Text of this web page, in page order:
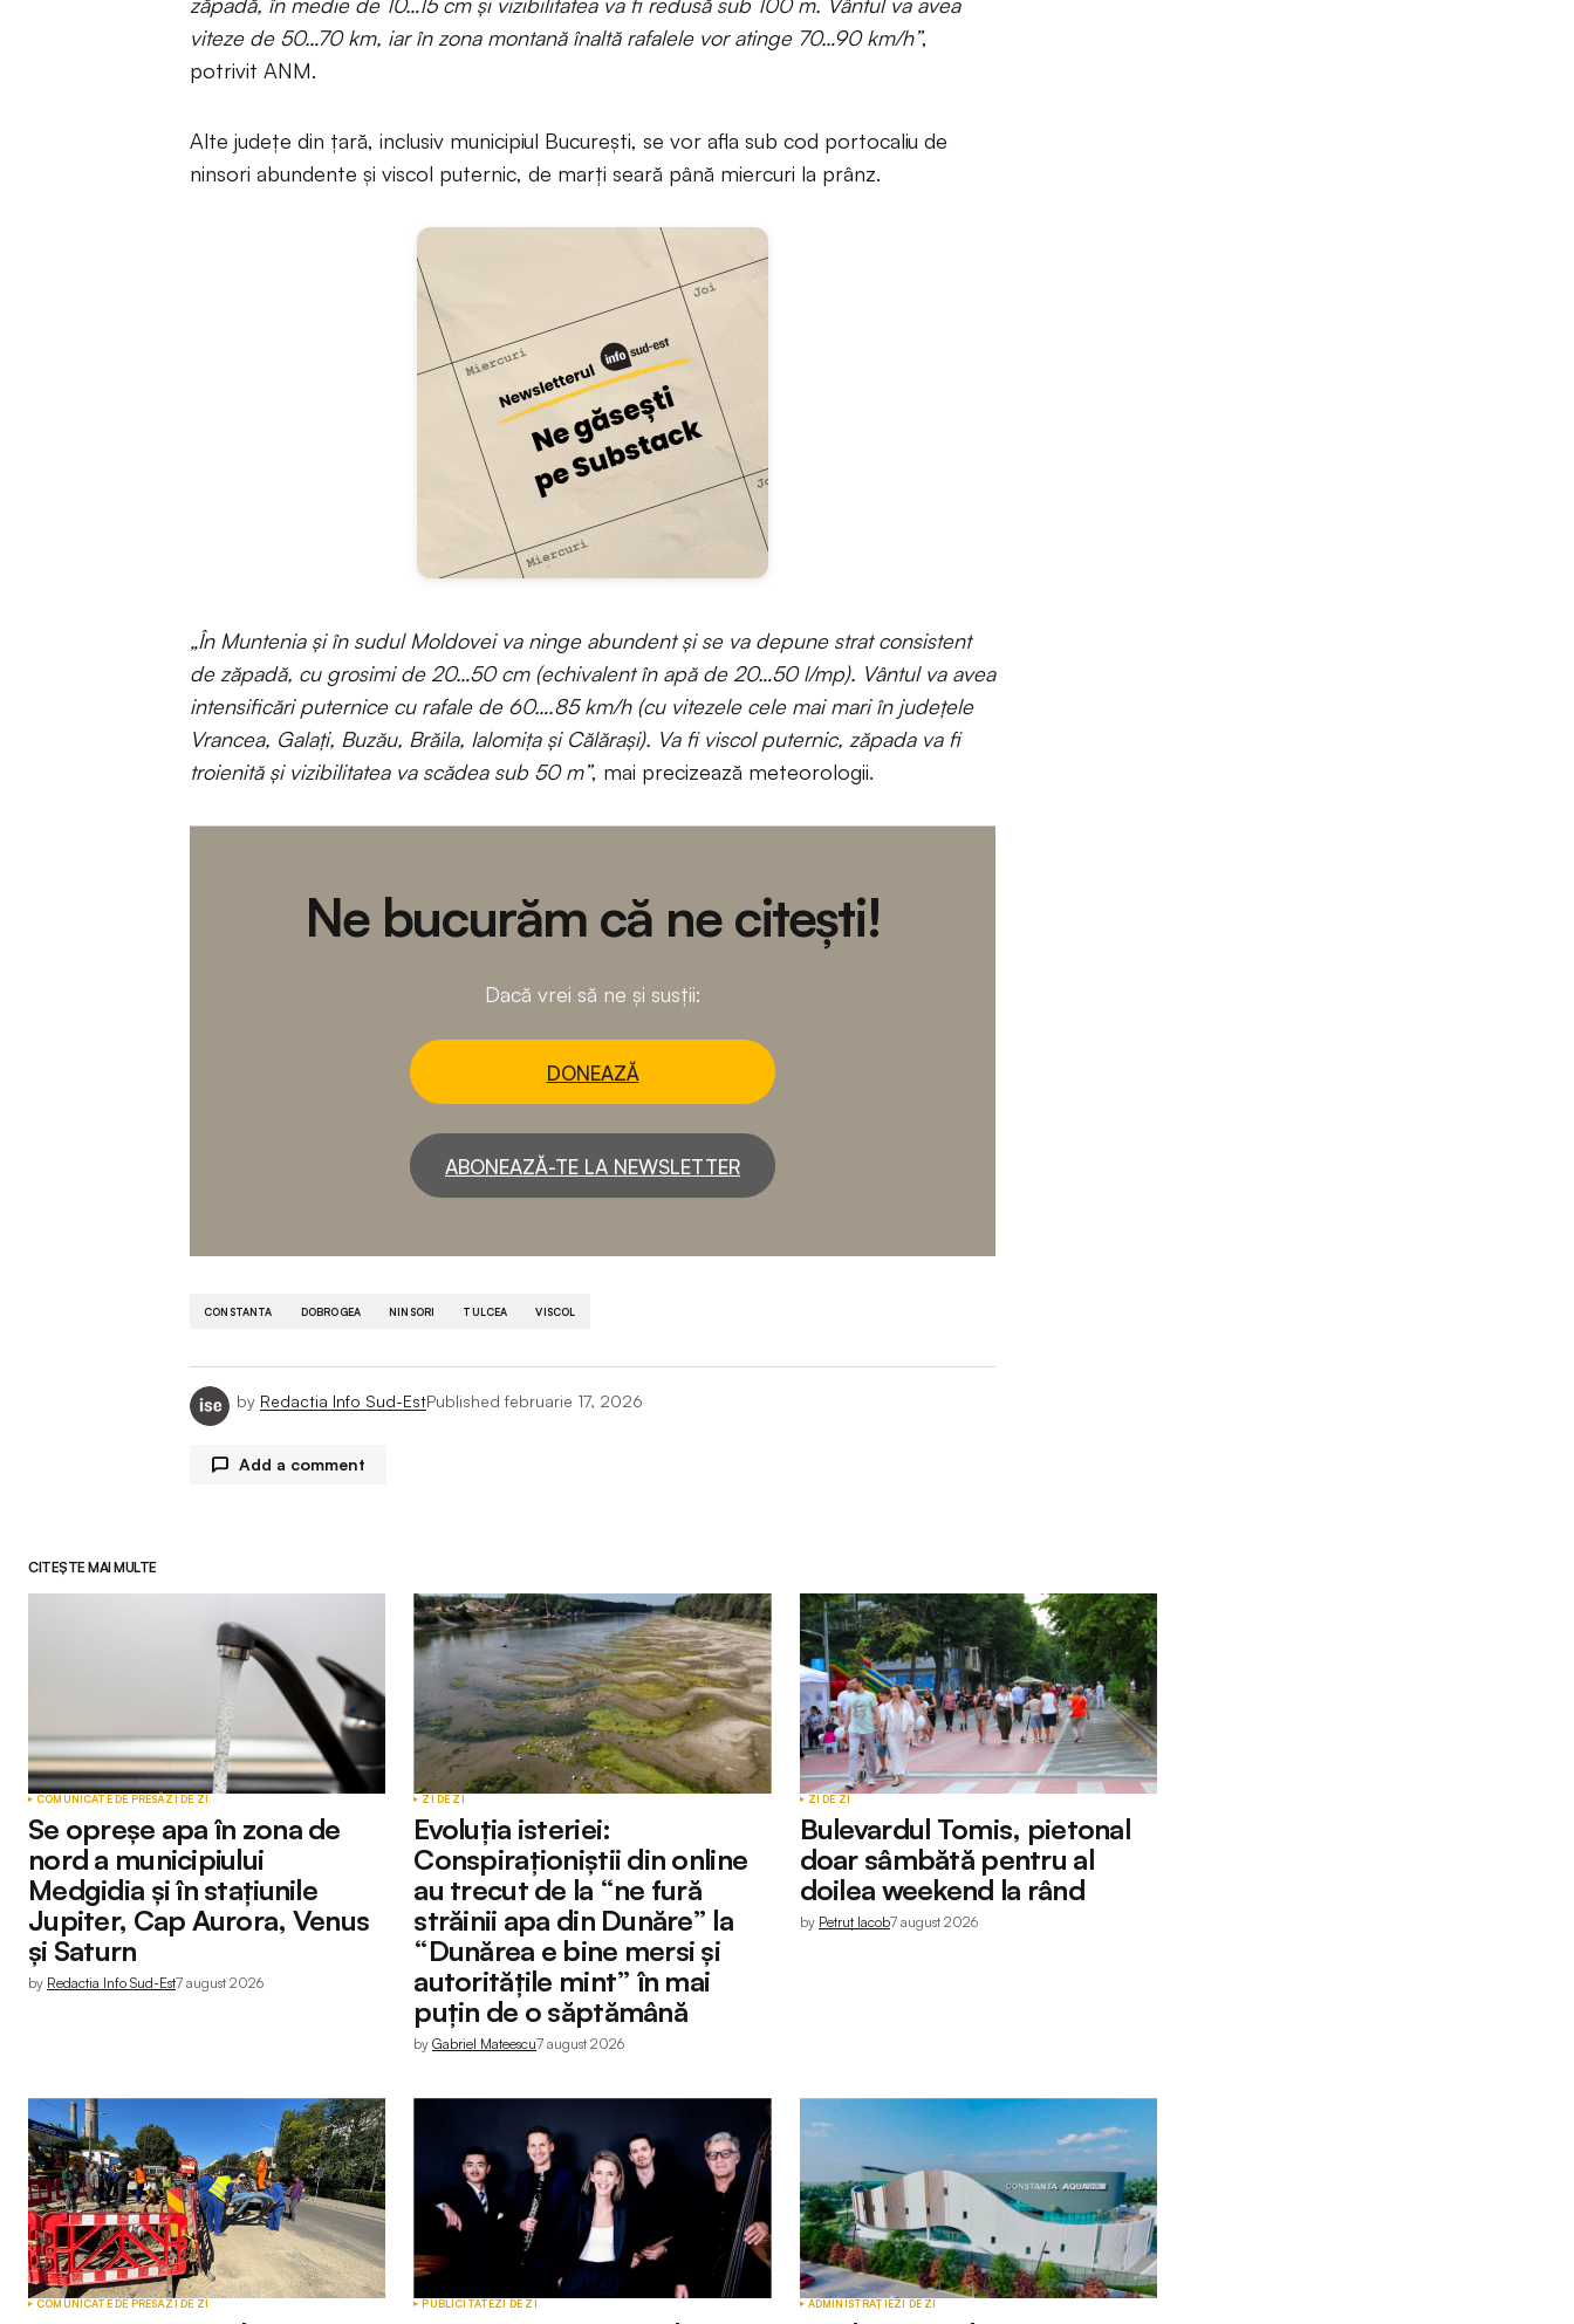
viteze de 50…70 km, iar în zona montană înaltă rafalele vor atinge 70…90 km/h”,
potrivit ANM.
Alte județe din țară, inclusiv municipiul București, se vor afla sub cod portocaliu de
ninsori abundente și viscol puternic, de marți seară până miercuri la prânz.
„În Muntenia și în sudul Moldovei va ninge abundent și se va depune strat consistent
de zăpadă, cu grosimi de 20…50 cm (echivalent în apă de 20…50 l/mp). Vântul va avea
intensificări puternice cu rafale de 60….85 km/h (cu vitezele cele mai mari în județele
Vrancea, Galați, Buzău, Brăila, Ialomița și Călărași). Va fi viscol puternic, zăpada va fi
troienită și vizibilitatea va scădea sub 50 m”, mai precizează meteorologii.
Ne bucurăm că ne citești!
Dacă vrei să ne și susții:
DONEAZĂ
ABONEAZĂ-TE LA NEWSLETTER
CONSTANTA DOBROGEA NINSORI TULCEA VISCOL
by Redactia Info Sud-EstPublished februarie 17, 2026
Add a comment
Comment
Your Name* Your E-mail*
Submit Comment
CITEȘTE MAI MULTE
COMUNICATE DE PRESĂZI DE ZI
Se opreșe apa în zona de
nord a municipiului
Medgidia și în stațiunile
Jupiter, Cap Aurora, Venus
și Saturn
by Redactia Info Sud-Est7 august 2026
ZI DE ZI
Evoluția isteriei:
Conspiraționiștii din online
au trecut de la “ne fură
străinii apa din Dunăre” la
“Dunărea e bine mersi și
autoritățile mint” în mai
puțin de o săptămână
by Gabriel Mateescu7 august 2026
ZI DE ZI
Bulevardul Tomis, pietonal
doar sâmbătă pentru al
doilea weekend la rând
by Petruț Iacob7 august 2026
COMUNICATE DE PRESĂZI DE ZI PUBLICITATEZI DE ZI ADMINISTRAȚIEZI DE ZI